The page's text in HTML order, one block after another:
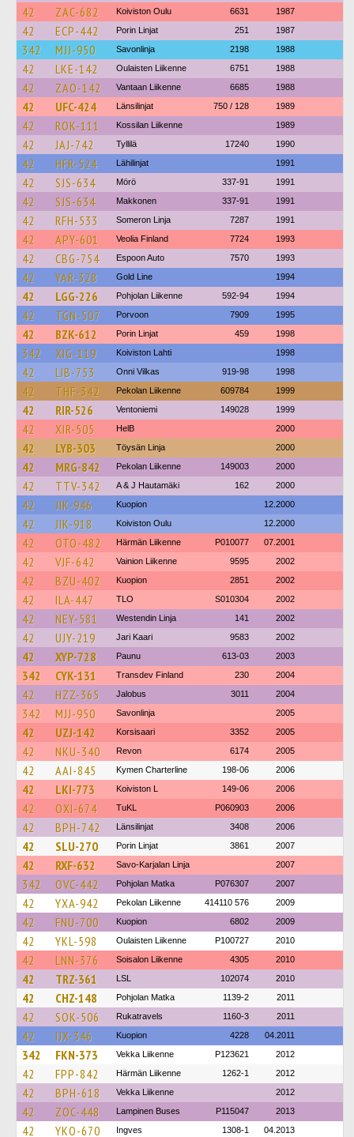
42 ZAC-682 Koiviston Oulu 6631 1987
42 ECP-442 Porin Linjat 251 1987
342 MJJ-950 Savonlinja 2198 1988
42 LKE-142 Oulaisten Liikenne 6751 1988
42 ZAO-142 Vantaan Liikenne 6685 1988
42 UFC-424 Länsilinjat 750 / 128 1989
42 ROK-111 Kossilan Liikenne 1989
42 JAJ-742 Tyllilä 17240 1990
42 HFR-524 Lähilinjat 1991
42 SJS-634 Mörö 337-91 1991
42 SJS-634 Makkonen 337-91 1991
42 RFH-533 Someron Linja 7287 1991
42 APY-601 Veolia Finland 7724 1993
42 CBG-754 Espoon Auto 7570 1993
42 YAR-328 Gold Line 1994
42 LGG-226 Pohjolan Liikenne 592-94 1994
42 TGN-507 Porvoon 7909 1995
42 BZK-612 Porin Linjat 459 1998
342 XIG-119 Koiviston Lahti 1998
42 LIB-753 Onni Vilkas 919-98 1998
42 THF-342 Pekolan Liikenne 609784 1999
42 RIR-526 Ventoniemi 149028 1999
42 XIR-505 HelB 2000
42 LYB-303 Töysän Linja 2000
42 MRG-842 Pekolan Liikenne 149003 2000
42 TTV-342 A & J Hautamäki 162 2000
42 JIK-946 Kuopion 12.2000
42 JIK-918 Koiviston Oulu 12.2000
42 OTO-482 Härmän Liikenne P010077 07.2001
42 VJF-642 Vainion Liikenne 9595 2002
42 BZU-402 Kuopion 2851 2002
42 ILA-447 TLO S010304 2002
42 NEY-581 Westendin Linja 141 2002
42 UJY-219 Jari Kaari 9583 2002
42 XYP-728 Paunu 613-03 2003
342 CYK-131 Transdev Finland 230 2004
42 HZZ-365 Jalobus 3011 2004
342 MJJ-950 Savonlinja 2005
42 UZJ-142 Korsisaari 3352 2005
42 NKU-340 Revon 6174 2005
42 AAI-845 Kymen Charterline 198-06 2006
42 LKI-773 Koiviston L 149-06 2006
42 OXI-674 TuKL P060903 2006
42 BPH-742 Länsilinjat 3408 2006
42 SLU-270 Porin Linjat 3861 2007
42 RXF-632 Savo-Karjalan Linja 2007
342 OVC-442 Pohjolan Matka P076307 2007
42 YXA-942 Pekolan Liikenne 414110 576 2009
42 FNU-700 Kuopion 6802 2009
42 YKL-598 Oulaisten Liikenne P100727 2010
42 LNN-376 Soisalon Liikenne 4305 2010
42 TRZ-361 LSL 102074 2010
42 CHZ-148 Pohjolan Matka 1139-2 2011
42 SOK-506 Rukatravels 1160-3 2011
42 IJX-346 Kuopion 4228 04.2011
342 FKN-373 Vekka Liikenne P123621 2012
42 FPP-842 Härmän Liikenne 1262-1 2012
42 BPH-618 Vekka Liikenne 2012
42 ZOC-448 Lampinen Buses P115047 2013
42 YKO-670 Ingves 1308-1 04.2013